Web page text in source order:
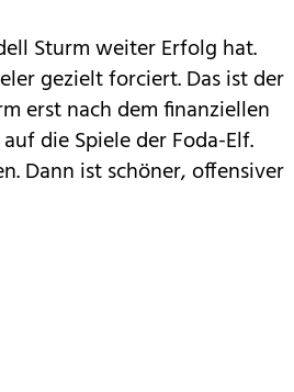
Sturm weiter Erfolg hat.
gezielt forciert. Das ist der
erst nach dem finanziellen
die Spiele der Foda-Elf.
Dann ist schöner, offensiver